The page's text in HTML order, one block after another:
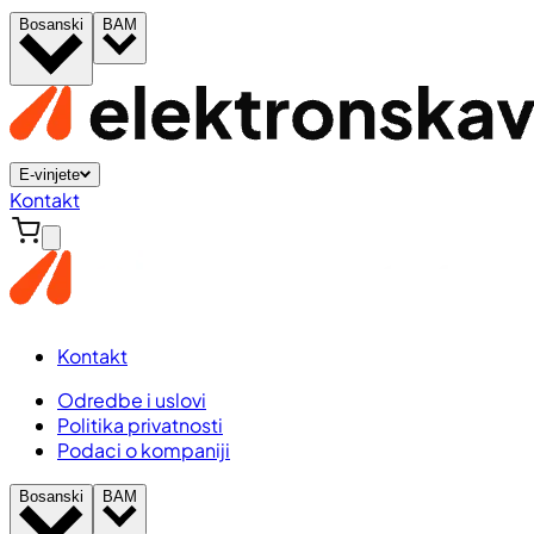
Bosanski BAM
E-vinjete
Kontakt
Kontakt
Odredbe i uslovi
Politika privatnosti
Podaci o kompaniji
Bosanski BAM